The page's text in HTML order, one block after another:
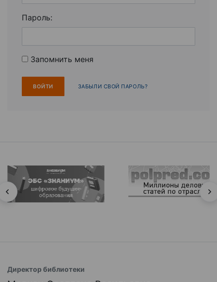
Пароль:
Запомнить меня
ЗАБЫЛИ СВОЙ ПАРОЛЬ?
Директор библиотеки